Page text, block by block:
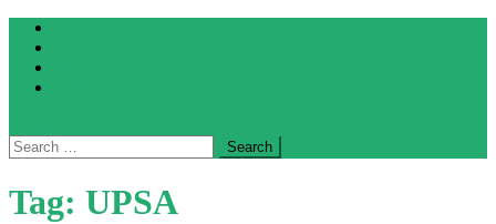
Skip
content
Search
for:
Tag: UPSA